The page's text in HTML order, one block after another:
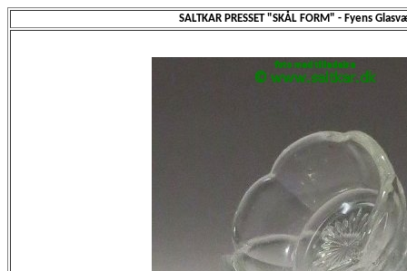
SALTKAR PRESSET "SKÅL FORM" - Fyens